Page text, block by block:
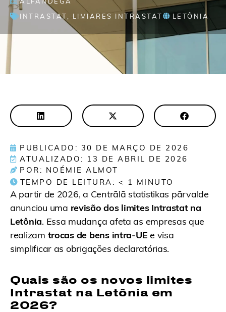
INTRASTAT
LIMIARES INTRASTAT LETÔNIA
PUBLICADO: 30 DE MARÇO DE 2026
ATUALIZADO: 13 DE ABRIL DE 2026
POR: NOÉMIE ALMOT
TEMPO DE LEITURA: < 1 MINUTO
A partir de 2026, a Centrālā statistikas pārvalde
anunciou uma revisão dos limites Intrastat na
Letônia. Essa mudança afeta as empresas que
realizam trocas de bens intra-UE e visa
simplificar as obrigações declaratórias.
Quais são os novos limites
Intrastat na Letônia em
2026?